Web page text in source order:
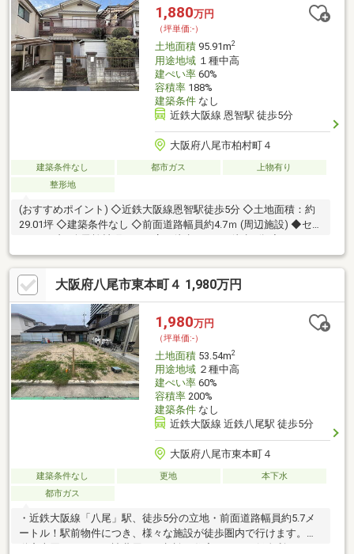
1,880万円
（坪単価:-）
土地面積95.91m2
用途地域１種中高
建ぺい率60%
容積率188%
建築条件なし
近鉄大阪線 恩智駅 徒歩5分
大阪府八尾市柏村町４
建築条件なし 都市ガス
上物有り
整形地
(おすすめポイント) ◇近鉄大阪線恩智駅徒歩5分 ◇土地面積：約
29.01坪 ◇建築条件なし ◇前面道路幅員約4.7ｍ (周辺施設) ◆セブ
ンイレブン八尾柏村町三丁目店 徒歩350ｍ 徒歩5分 ◆ローソン
八尾恩智北町一丁目店 約410ｍ 徒歩6分 ◆サンディ恩智店 約
380ｍ 徒歩5分 ◆アクロスプラザ八尾 約930ｍ 徒歩12分 ◆ダ
イソー八尾恩智店 約480ｍ 徒歩6分 ◆医療法人孝徳会 徳田診
療所 約270ｍ 徒歩4分 ◆やべ歯科クリニック 約150ｍ 徒歩
2分 ◆認定こども園あけぼの第二保育園 約1000ｍ 徒歩13分
大阪府八尾市東本町４ 1,980万円
1,980万円
（坪単価:-）
土地面積53.54m2
用途地域２種中高
建ぺい率60%
容積率200%
建築条件なし
近鉄大阪線 近鉄八尾駅 徒歩5分
大阪府八尾市東本町４
建築条件なし 更地
本下水
都市ガス
・近鉄大阪線「八尾」駅、徒歩5分の立地・前面道路幅員約5.7メ
ートル！駅前物件につき、様々な施設が徒歩圏内で行けます。不